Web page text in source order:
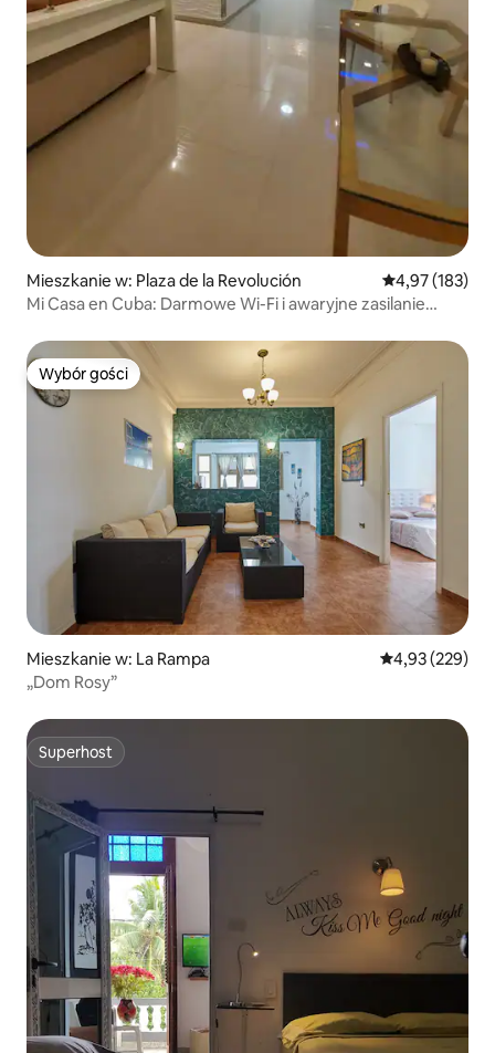
Mieszkanie w: Plaza de la Revolución Średnia
4,97 (183)
Mi Casa en Cuba: Darmowe Wi-Fi i awaryjne zasilanie
Wybór gości
Wybór gości
Mieszkanie w: La Rampa Średnia
4,93 (229)
„Dom Rosy”
Superhost
Superhost